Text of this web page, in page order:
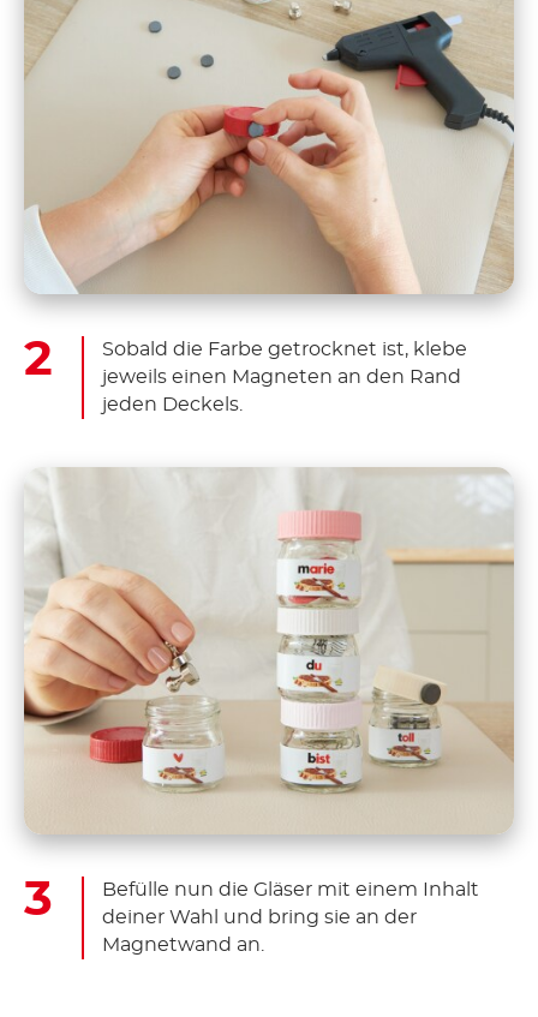
Sobald die Farbe getrocknet ist, klebe
jeweils einen Magneten an den Rand
jeden Deckels.
Befülle nun die Gläser mit einem Inhalt
deiner Wahl und bring sie an der
Magnetwand an.